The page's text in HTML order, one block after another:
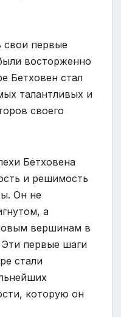
свои первые
восторженно
Бетховен стал
талантливых и
своего
Бетховена
и решимость
Он не
а
вершинам в
Эти первые шаги
стали
которую он